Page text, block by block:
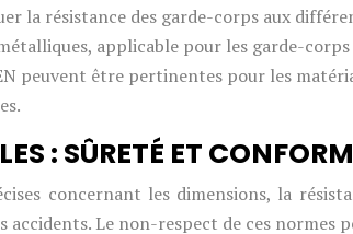
la résistance des garde-corps aux
applicable pour les garde-
peuvent être pertinentes pour les
: SÛRETÉ ET
concernant les dimensions, la
accidents. Le non-respect de ces